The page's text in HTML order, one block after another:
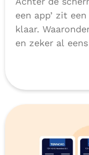
een app’ zit
klaar.
en zeker al